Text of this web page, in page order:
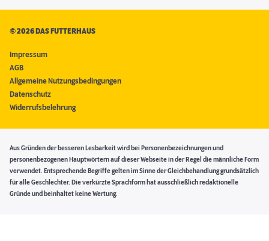
©2026 DAS FUTTERHAUS
Impressum
AGB
Allgemeine Nutzungsbedingungen
Datenschutz
Widerrufsbelehrung
Aus Gründen der besseren Lesbarkeit wird bei Personenbezeichnungen und
personenbezogenen Hauptwörtern auf dieser Webseite in der Regel die männliche Form
verwendet. Entsprechende Begriffe gelten im Sinne der Gleichbehandlung grundsätzlich
für alle Geschlechter. Die verkürzte Sprachform hat ausschließlich redaktionelle
Gründe und beinhaltet keine Wertung.